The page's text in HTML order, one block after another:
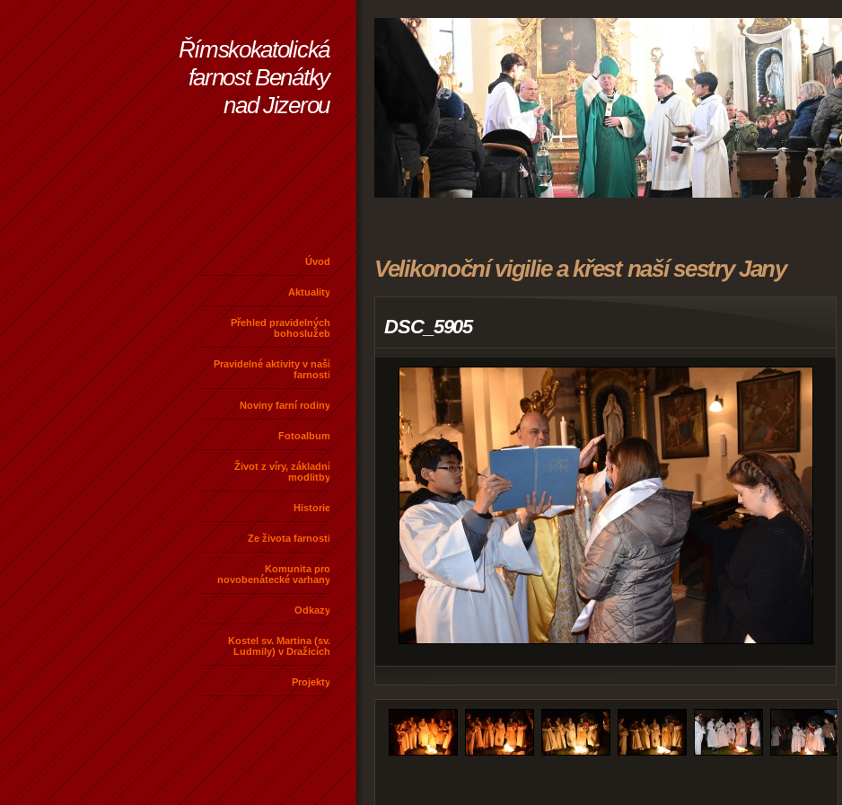
Římskokatolická
farnost Benátky
nad Jizerou
Úvod
Aktuality
Přehled pravidelných
bohoslužeb
Pravidelné aktivity v naší
farnosti
Noviny farní rodiny
Fotoalbum
Život z víry, základní
modlitby
Historie
Ze života farnosti
Komunita pro
novobenátecké varhany
Odkazy
Kostel sv. Martina (sv.
Ludmily) v Dražicích
Projekty
Velikonoční vigilie a křest naší sestry Jany
DSC_5905